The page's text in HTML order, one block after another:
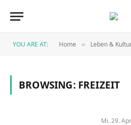
YOU ARE AT: Home » Leben &
BROWSING: FREIZEIT
Mi. 29.